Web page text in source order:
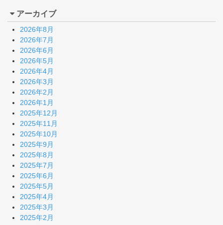
アーカイブ
2026年8月
2026年7月
2026年6月
2026年5月
2026年4月
2026年3月
2026年2月
2026年1月
2025年12月
2025年11月
2025年10月
2025年9月
2025年8月
2025年7月
2025年6月
2025年5月
2025年4月
2025年3月
2025年2月